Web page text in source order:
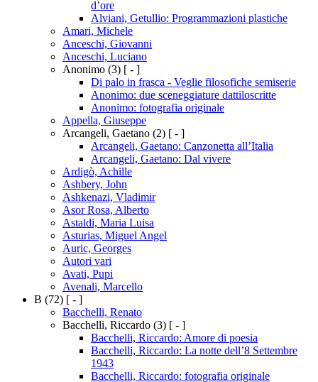
d’ore
Alviani, Getullio: Programmazioni plastiche
Amari, Michele
Anceschi, Giovanni
Anceschi, Luciano
Anonimo (3) [ - ]
Di palo in frasca - Veglie filosofiche semiserie
Anonimo: due sceneggiature dattiloscritte
Anonimo: fotografia originale
Appella, Giuseppe
Arcangeli, Gaetano (2) [ - ]
Arcangeli, Gaetano: Canzonetta all’Italia
Arcangeli, Gaetano: Dal vivere
Ardigò, Achille
Ashbery, John
Ashkenazi, Vladimir
Asor Rosa, Alberto
Astaldi, Maria Luisa
Asturias, Miguel Angel
Auric, Georges
Autori vari
Avati, Pupi
Avenali, Marcello
B (72) [ - ]
Bacchelli, Renato
Bacchelli, Riccardo (3) [ - ]
Bacchelli, Riccardo: Amore di poesia
Bacchelli, Riccardo: La notte dell’8 Settembre
1943
Bacchelli, Riccardo: fotografia originale